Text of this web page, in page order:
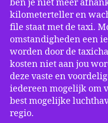
ben je niet meer
kilometerteller en
file staat met de taxi.
omstandigheden een
worden door de
kosten niet aan jou
deze vaste en
iedereen mogelijk om
best mogelijke
regio.